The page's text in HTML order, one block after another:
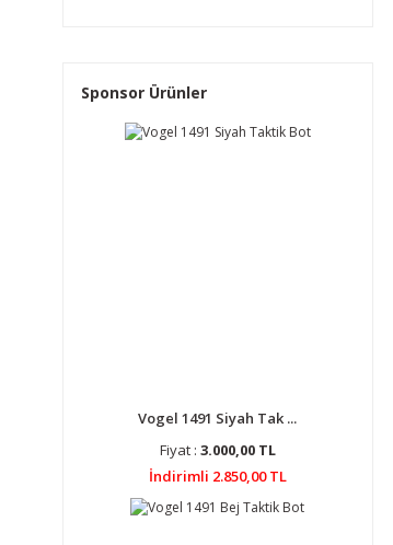
Sponsor Ürünler
Vogel 1491 Siyah Tak ...
Fiyat : 3.000,00 TL
İndirimli 2.850,00 TL